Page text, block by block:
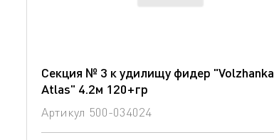
Секция № 3 к удилищу фидер "Volzhanka
Atlas" 4.2м 120+гр
Артикул 500-034024